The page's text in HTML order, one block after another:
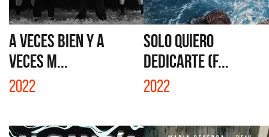
A VECES BIEN Y A
VECES M...
2022
SOLO QUIERO
DEDICARTE (F...
2022